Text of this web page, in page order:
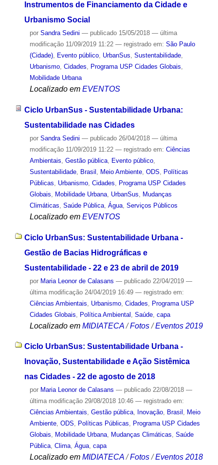
Instrumentos de Financiamento da Cidade e
Urbanismo Social
por Sandra Sedini — publicado15/05/2018 — última
modificação11/09/2019 11:22 — registrado em: São Paulo
(Cidade), Evento público, UrbanSus, Sustentabilidade,
Urbanismo, Cidades, Programa USP Cidades Globais,
Mobilidade Urbana
Localizado em EVENTOS
Ciclo UrbanSus - Sustentabilidade Urbana:
Sustentabilidade nas Cidades
por Sandra Sedini — publicado26/04/2018 — última
modificação11/09/2019 11:22 — registrado em: Ciências
Ambientais Gestão pública, Evento público,
Sustentabilidade, Brasil Meio Ambiente, ODS
Políticas
Públicas
Urbanismo, Cidades
Programa USP Cidades
Globais
Mobilidade Urbana, UrbanSus
Mudanças
Climáticas Saúde Pública, Água, Serviços Públicos
Localizado em EVENTOS
Ciclo UrbanSus: Sustentabilidade Urbana -
Gestão de Bacias Hidrográficas e
Sustentabilidade - 22 e 23 de abril de 2019
por Maria Leonor de Calasans — publicado22/04/2019 —
última modificação24/04/2019 16:49 — registrado em:
Ciências Ambientais
Urbanismo, Cidades
Programa USP
Cidades Globais
Política Ambiental Saúde, capa
Localizado em MIDIATECA /Fotos /Eventos 2019
Ciclo UrbanSus: Sustentabilidade Urbana -
Inovação, Sustentabilidade e Ação Sistêmica
nas Cidades - 22 de agosto de 2018
por Maria Leonor de Calasans — publicado22/08/2018 —
última modificação29/08/2018 10:46 — registrado em:
Ciências Ambientais, Gestão pública, Inovação, Brasil , Meio
Ambiente, ODS, Políticas Públicas, Programa USP Cidades
Globais, Mobilidade Urbana, Mudanças Climáticas, Saúde
Pública, Clima, Água, capa
Localizado em MIDIATECA /Fotos /Eventos 2018